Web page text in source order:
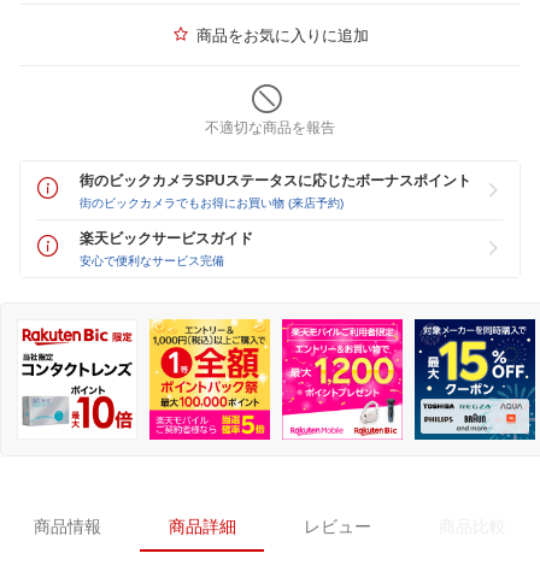
商品をお気に入りに追加
不適切な商品を報告
街のビックカメラSPUステータスに応じたボーナスポイント
街のビックカメラでもお得にお買い物 (来店予約)
楽天ビックサービスガイド
安心で便利なサービス完備
商品情報 商品詳細 レビュー